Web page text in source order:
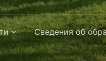
Сведения об